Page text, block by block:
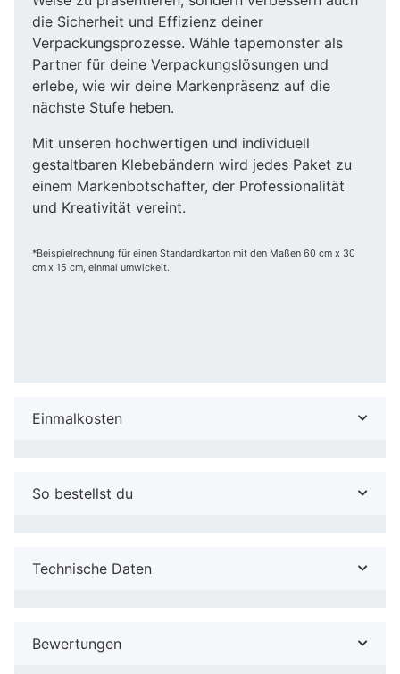
die Sicherheit und Effizienz deiner
Verpackungsprozesse. Wähle tapemonster als
Partner für deine Verpackungslösungen und
erlebe, wie wir deine Markenpräsenz auf die
nächste Stufe heben.
Mit unseren hochwertigen und individuell
gestaltbaren Klebebändern wird jedes Paket zu
einem Markenbotschafter, der Professionalität
und Kreativität vereint.
*Beispielrechnung für einen Standardkarton mit den Maßen 60 cm x 30
cm x 15 cm, einmal umwickelt.
Einmalkosten
So bestellst du
Technische Daten
Bewertungen